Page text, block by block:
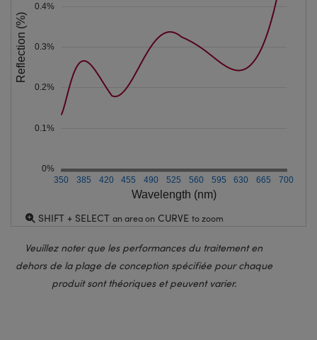
Wavelength (nm)
350 385 420 455 490 525 560 595 630 665 700
0%
0.1%
0.2%
0.3%
0.4%
Reflection (%)
SHIFT + SELECT an area on CURVE to zoom
Veuillez noter que les performances du traitement en
dehors de la plage de conception spécifiée pour chaque
produit sont théoriques et peuvent varier.